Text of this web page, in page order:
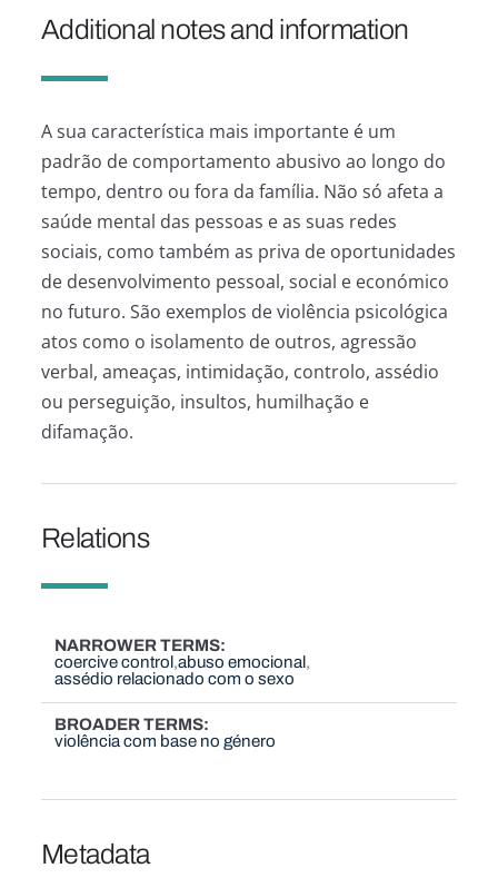
Additional notes and information
A sua característica mais importante é um
padrão de comportamento abusivo ao longo do
tempo, dentro ou fora da família. Não só afeta a
saúde mental das pessoas e as suas redes
sociais, como também as priva de oportunidades
de desenvolvimento pessoal, social e económico
no futuro. São exemplos de violência psicológica
atos como o isolamento de outros, agressão
verbal, ameaças, intimidação, controlo, assédio
ou perseguição, insultos, humilhação e
difamação.
Relations
NARROWER TERMS
coercive control abuso emocional
assédio relacionado com o sexo
BROADER TERMS
violência com base no género
Metadata